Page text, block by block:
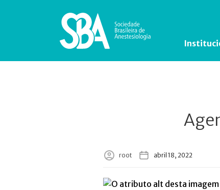
root abril 18, 2022